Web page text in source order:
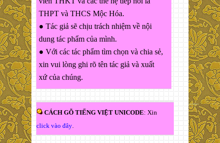
THPT và THCS Mộc Hóa.
● Tác giả sẽ chịu trách nhiệm về nội
dung tác phẩm của mình.
● Với các tác phẩm tìm chọn và chia sẻ,
xin vui lòng ghi rõ tên tác giả và xuất
xứ của chúng.
CÁCH GÕ TIẾNG VIỆT UNICODE: Xin
click vào đây